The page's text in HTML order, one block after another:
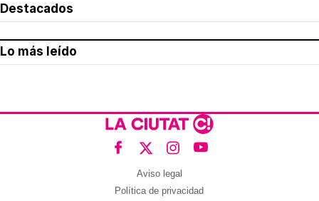
Destacados
Lo más leído
Aviso legal
Política de privacidad